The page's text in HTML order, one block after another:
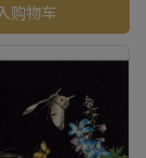
购物车